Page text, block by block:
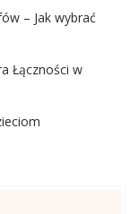
– Jak wybrać
Łączności w